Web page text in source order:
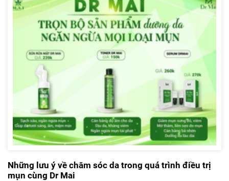
Những lưu ý về chăm sóc da trong quá trình điều trị
mụn cùng Dr Mai